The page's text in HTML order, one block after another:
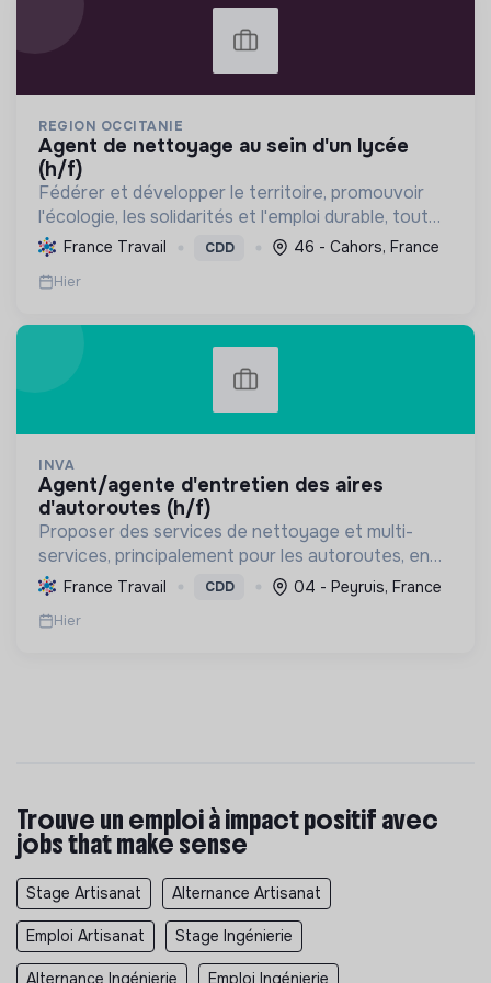
REGION OCCITANIE
agent de nettoyage au sein d'un lycée
(h/f)
Fédérer et développer le territoire, promouvoir
l'écologie, les solidarités et l'emploi durable, tout
en valorisant la culture et le patrimoine.
France Travail CDD 46 - Cahors, France
Hier
INVA
agent/agente d'entretien des aires
d'autoroutes (h/f)
Proposer des services de nettoyage et multi-
services, principalement pour les autoroutes, en
France. Favoriser l'inclusion sociale et
professionnelle, et contribuer à la préservation de
l'environnemen...
France Travail CDD 04 - Peyruis, France
Hier
Trouve un emploi à impact positif avec
jobs that make sense
Stage Artisanat Alternance Artisanat
Emploi Artisanat Stage Ingénierie
Alternance Ingénierie Emploi Ingénierie